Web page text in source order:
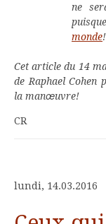
ne
puisque
monde!
Cet article du 14
de Raphael Cohen
la manœuvre!
CR
lundi, 14.03.2016